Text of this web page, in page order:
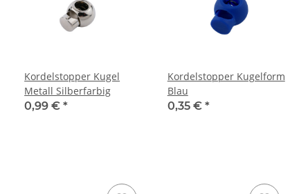
Kordelstopper Kugel
Metall Silberfarbig
0,99 €*
Kordelstopper Kugelform
Blau
0,35 € *